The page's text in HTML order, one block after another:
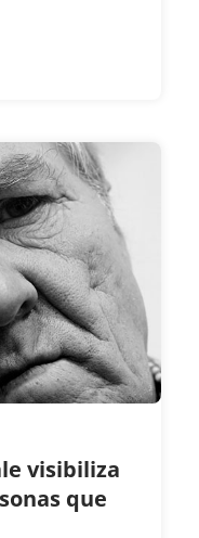
visibiliza
que